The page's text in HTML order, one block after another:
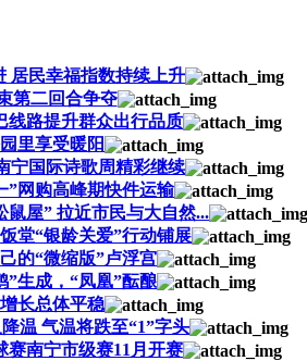
居民幸福指数持续上升
第二回合争夺​
线路提升群众出行品质​
里享受暖阳
宁国际诗歌周精彩继续
”网购高峰期快件运输
屋” 拉近市民与大自然...
堂“银龄关爱”行动铺展
的“微缩版”卢浮宫
”生成，“凤凰”酝酿
长总体平稳
温 气温将跌至“1”字头
赛南宁市级赛11月开赛